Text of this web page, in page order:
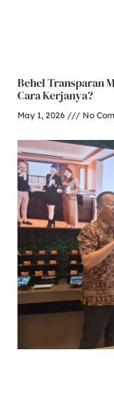
Behel Transparan
Cara Kerjanya?
May 1, 2026 No